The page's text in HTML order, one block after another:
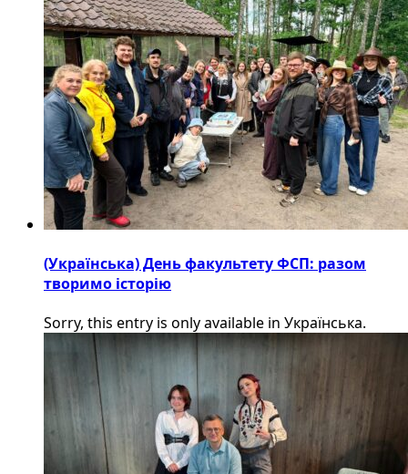
(Українська) День факультету ФСП: разом
творимо історію
Sorry, this entry is only available in Українська.